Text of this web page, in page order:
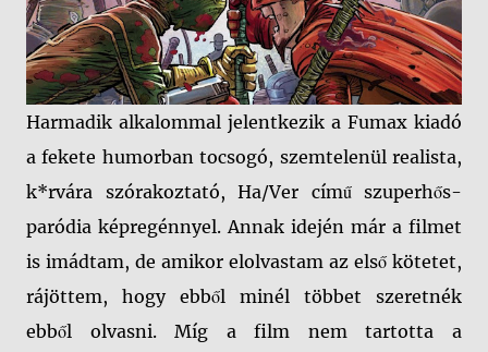
Harmadik alkalommal jelentkezik a Fumax kiadó
a fekete humorban tocsogó, szemtelenül realista,
k*rvára szórakoztató, Ha/Ver című szuperhős-
paródia képregénnyel. Annak idején már a filmet
is imádtam, de amikor elolvastam az első kötetet,
rájöttem, hogy ebből minél többet szeretnék
ebből olvasni. Míg a film nem tartotta a